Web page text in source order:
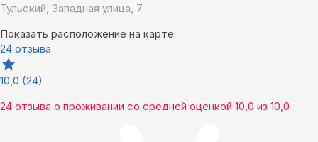
Тульский, Западная улица, 7
Показать расположение на карте
24 отзыва
10,0 (24)
24 отзыва о проживании со средней оценкой 10,0 из 10,0